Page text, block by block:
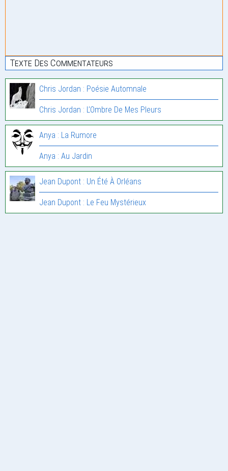
Texte Des Commentateurs
Chris Jordan : Poésie Automnale
Chris Jordan : L’Ombre De Mes Pleurs
Anya : La Rumore
Anya : Au Jardin
Jean Dupont : Un Été À Orléans
Jean Dupont : Le Feu Mystérieux